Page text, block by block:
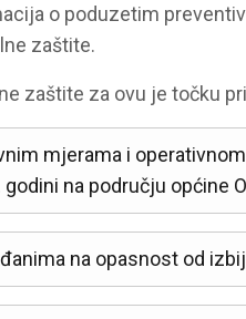
o poduzetim
zaštite.
zaštite za ovu je točku
mjerama i
na području općine
na opasnost od